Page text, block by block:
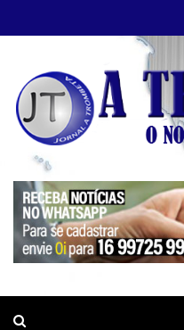
to
JORNAL A TROMBETA
O Nome da Notícia